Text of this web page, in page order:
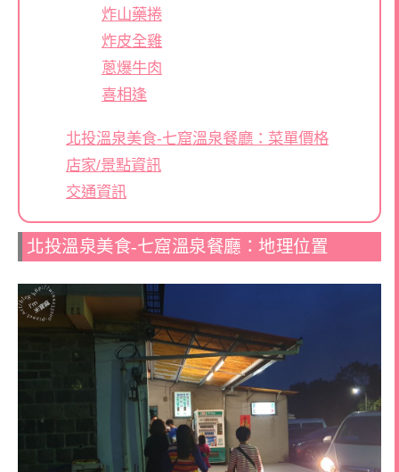
炸山藥捲
炸皮全雞
蔥爆牛肉
喜相逢
北投溫泉美食-七窟溫泉餐廳：菜單價格
店家/景點資訊
交通資訊
北投溫泉美食-七窟溫泉餐廳：地理位置